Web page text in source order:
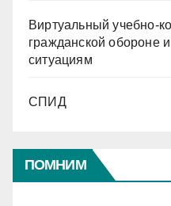
Виртуальный учебно-
гражданской обороне
ситуациям
СПИД
ПОМНИМ